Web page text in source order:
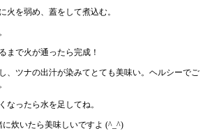
火を弱め、蓋をして煮込む。
まで火が通ったら完成！
、ツナの出汁が染みてとても美味い。ヘルシーでご
ったら水を足してね。
炊いたら美味しいですよ (^_^)